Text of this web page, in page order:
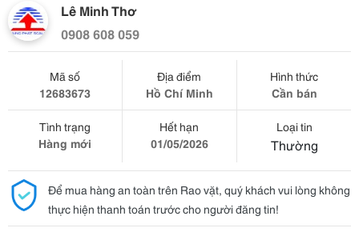
Lê Minh Thơ
0908 608 059
Mã số
12683673
Địa điểm
Hồ Chí Minh
Hình thức
Cần bán
Tình trạng
Hàng mới
Hết hạn
01/05/2026
Loại tin
Thường
Để mua hàng an toàn trên Rao vặt, quý khách vui lòng không
thực hiện thanh toán trước cho người đăng tin!